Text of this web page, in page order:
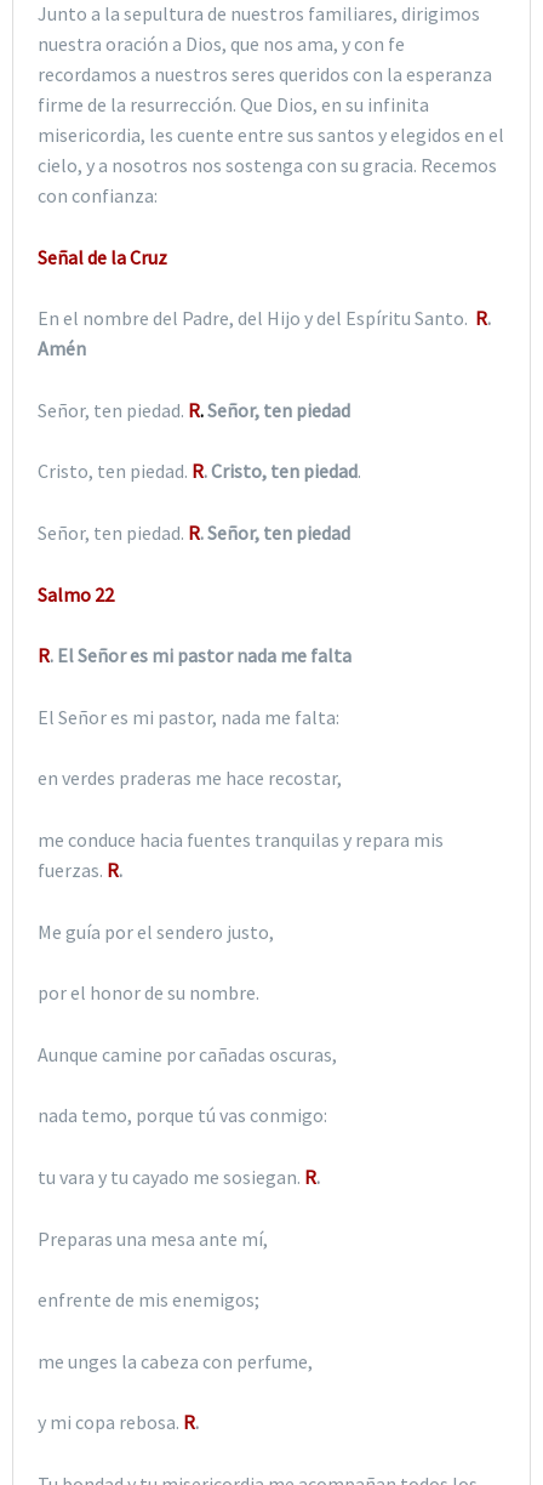
Junto a la sepultura de nuestros familiares, dirigimos
nuestra oración a Dios, que nos ama, y con fe
recordamos a nuestros seres queridos con la esperanza
firme de la resurrección. Que Dios, en su infinita
misericordia, les cuente entre sus santos y elegidos en el
cielo, y a nosotros nos sostenga con su gracia. Recemos
con confianza:
Señal de la Cruz
En el nombre del Padre, del Hijo y del Espíritu Santo. R.
Amén
Señor, ten piedad. R.Señor, ten piedad
Cristo, ten piedad. R. Cristo, ten piedad.
Señor, ten piedad. R. Señor, ten piedad
Salmo 22
R. El Señor es mi pastor nada me falta
El Señor es mi pastor, nada me falta:
en verdes praderas me hace recostar,
me conduce hacia fuentes tranquilas y repara mis
fuerzas. R.
Me guía por el sendero justo,
por el honor de su nombre.
Aunque camine por cañadas oscuras,
nada temo, porque tú vas conmigo:
tu vara y tu cayado me sosiegan. R.
Preparas una mesa ante mí,
enfrente de mis enemigos;
me unges la cabeza con perfume,
y mi copa rebosa. R.